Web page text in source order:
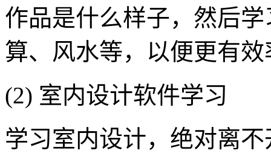
作品是什么样子，然后
算、风水等，以便更有
(2) 室内设计软件学习
学习室内设计，绝对离